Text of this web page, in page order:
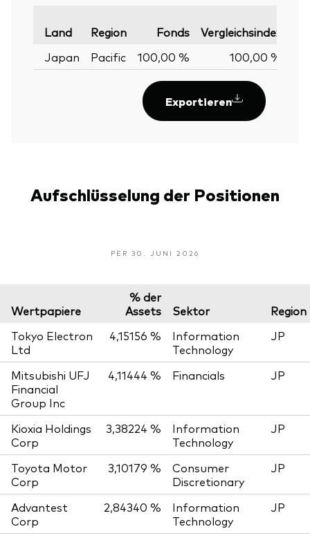
Land Region Fonds Vergleichsindex
Japan Pacific 100,00 % 100,00 %
Exportieren
Aufschlüsselung der Positionen
PER 30. JUNI 2026
Wertpapiere
% der
Assets
Sektor
Region
Tokyo Electron
Ltd
4,15156 %
Information
Technology
JP
Mitsubishi UFJ
Financial
Group Inc
4,11444 % Financials JP
Kioxia Holdings
Corp
3,38224 %
Information
Technology
JP
Toyota Motor
Corp
3,10179 %
Consumer
Discretionary
JP
Advantest
Corp
2,84340 %
Information
Technology
JP